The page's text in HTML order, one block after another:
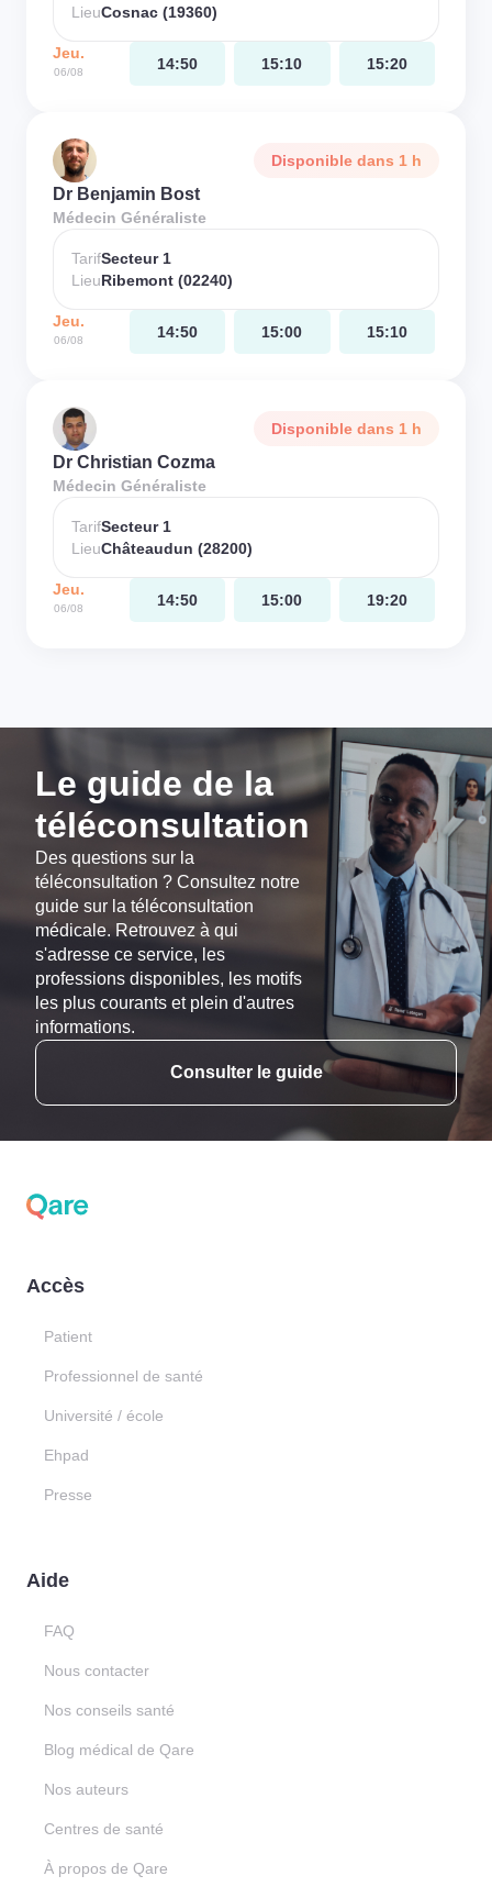
LieuCosnac (19360)
Jeu.
06/08 14:50 15:10 15:20
Disponible dans 1 h
Dr Benjamin Bost
Médecin Généraliste
TarifSecteur 1
LieuRibemont (02240)
Jeu.
06/08 14:50 15:00 15:10
Disponible dans 1 h
Dr Christian Cozma
Médecin Généraliste
TarifSecteur 1
LieuChâteaudun (28200)
Jeu.
06/08 14:50 15:00 19:20
Le guide de la
téléconsultation
Des questions sur la
téléconsultation ? Consultez notre
guide sur la téléconsultation
médicale. Retrouvez à qui
s'adresse ce service, les
professions disponibles, les motifs
les plus courants et plein d'autres
informations.
Consulter le guide
Accès
Patient
Professionnel de santé
Université / école
Ehpad
Presse
Aide
FAQ
Nous contacter
Nos conseils santé
Blog médical de Qare
Nos auteurs
Centres de santé
À propos de Qare